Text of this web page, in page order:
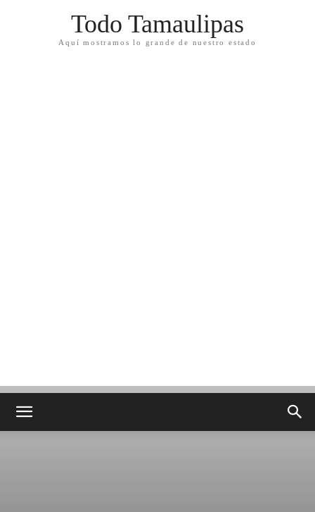
Todo Tamaulipas
Aquí mostramos lo grande de nuestro estado